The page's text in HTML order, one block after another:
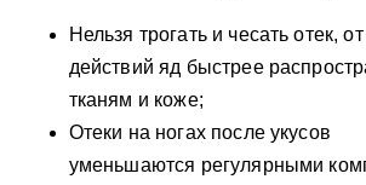
Нельзя трогать и чесать отек,
действий яд быстрее
тканям и коже;
Отеки на ногах после укусов
уменьшаются регулярными